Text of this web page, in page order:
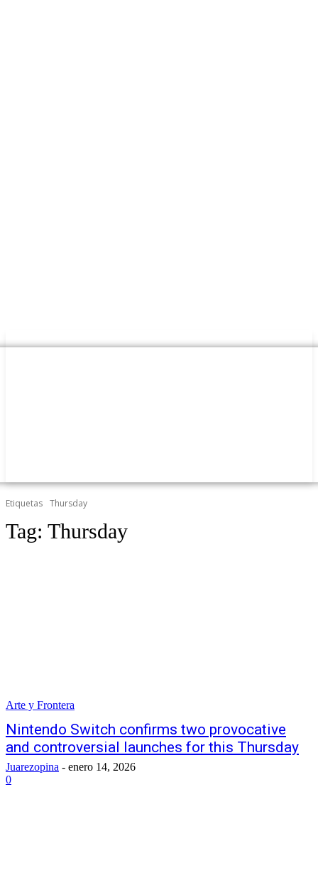
Etiquetas Thursday
Tag: Thursday
Arte y Frontera
Nintendo Switch confirms two provocative
and controversial launches for this Thursday
Juarezopina - enero 14, 2026
0